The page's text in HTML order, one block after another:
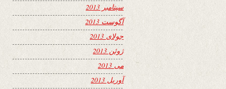
سپتامبر 2013
آگوست 2013
جولای 2013
ژوئن 2013
می 2013
آوریل 2013